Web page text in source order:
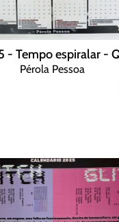
Pérola Pessoa